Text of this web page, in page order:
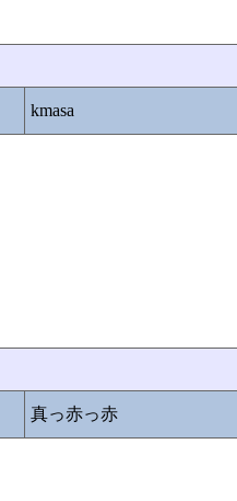
kmasa
真っ赤っ赤